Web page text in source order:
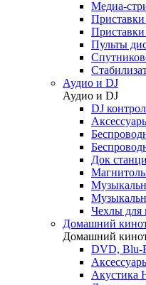
Медиа-
Пульты
Аудио и DJ
Аудио и DJ
DJ
Док
Чехлы для
Домашний
Домашний
DVD, Blu-
Акустика